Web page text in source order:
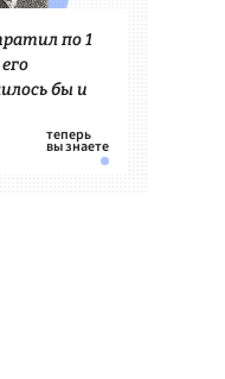
по 1
бы и